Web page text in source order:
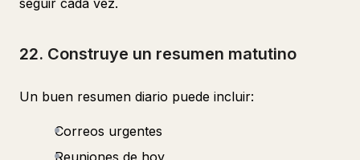
seguir cada vez.
22. Construye un resumen matutino
Un buen resumen diario puede incluir:
Correos urgentes
Reuniones de hoy